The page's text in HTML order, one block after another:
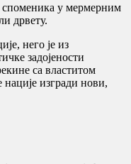
споменика у мермерним
дрвету.
него је из
задојености
са властитом
нације изгради нови,